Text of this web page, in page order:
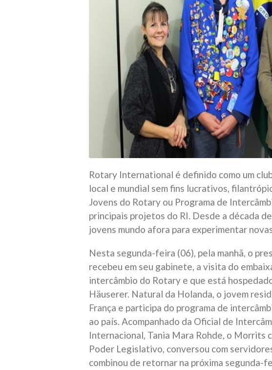
Rotary International é definido como um
local e mundial sem fins lucrativos,
Jovens do Rotary ou Programa de
principais projetos do RI. Desde a década
jovens mundo afora para experimentar
Nesta segunda-feira (06), pela manhã, o
recebeu em seu gabinete, a visita do
intercâmbio do Rotary e que está
Häuserer. Natural da Holanda, o jovem
França e participa do programa de
ao país. Acompanhado da Oficial de
Internacional, Tania Mara Rohde, o Morrits
Poder Legislativo, conversou com
combinou de retornar na próxima segunda-